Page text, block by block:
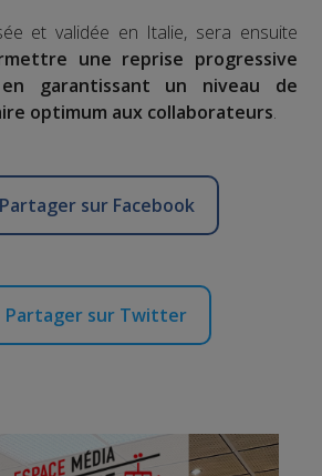
et validée en Italie, sera ensuite
une reprise progressive
garantissant un niveau de
optimum aux collaborateurs.
Partager sur Facebook
Partager sur Twitter